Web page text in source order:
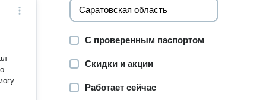
С проверенным паспортом
Скидки и акции
Работает сейчас